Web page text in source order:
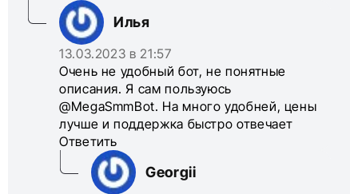
Илья
13.03.2023 в 21:57
Очень не удобный бот, не понятные
описания. Я сам пользуюсь
@MegaSmmBot. На много удобней, цены
лучше и поддержка быстро отвечает
Ответить
Georgii